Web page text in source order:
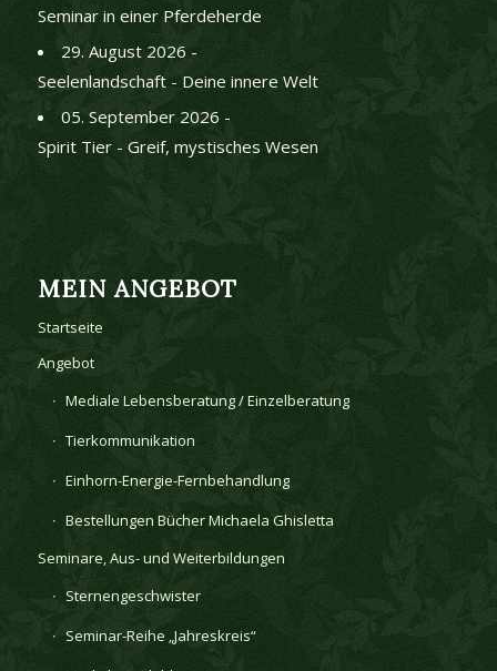
Seminar in einer Pferdeherde
29. August 2026 -
Seelenlandschaft - Deine innere Welt
05. September 2026 -
Spirit Tier - Greif, mystisches Wesen
MEIN ANGEBOT
Startseite
Angebot
Mediale Lebensberatung / Einzelberatung
Tierkommunikation
Einhorn-Energie-Fernbehandlung
Bestellungen Bücher Michaela Ghisletta
Seminare, Aus- und Weiterbildungen
Sternengeschwister
Seminar-Reihe „Jahreskreis“